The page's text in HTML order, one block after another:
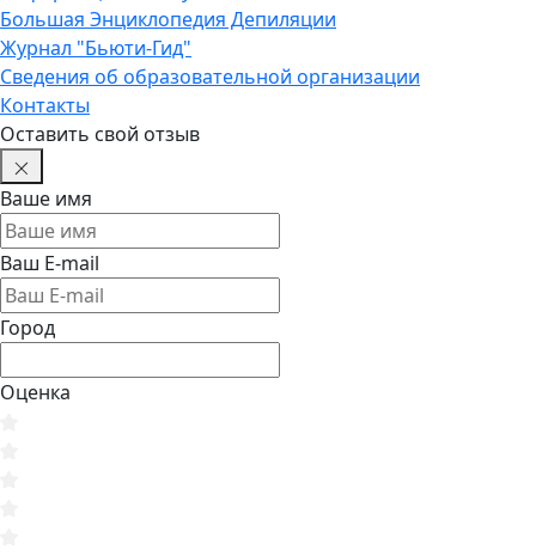
Большая Энциклопедия Депиляции
Журнал "Бьюти-Гид"
Сведения об образовательной организации
Контакты
Оставить свой отзыв
Ваше имя
Ваш E-mail
Город
Оценка